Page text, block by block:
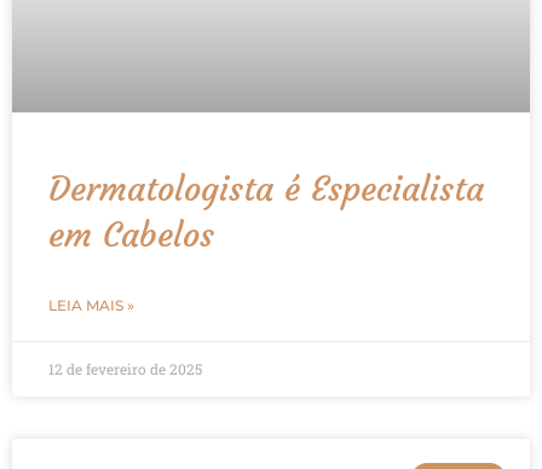
Dermatologista é Especialista
em Cabelos
LEIA MAIS »
12 de fevereiro de 2025